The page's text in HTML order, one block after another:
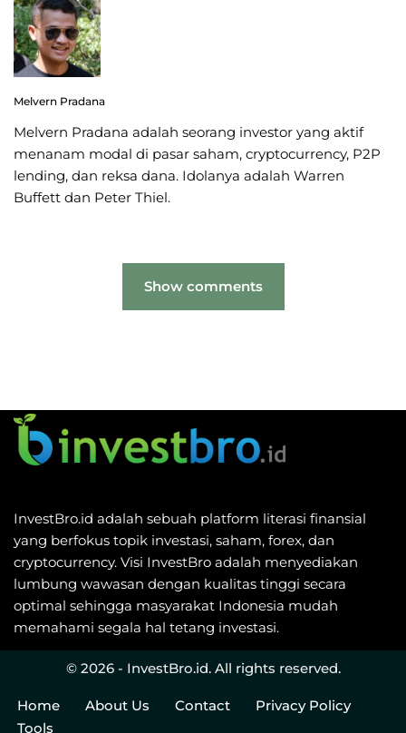
Melvern Pradana
Melvern Pradana adalah seorang investor yang aktif
menanam modal di pasar saham, cryptocurrency, P2P
lending, dan reksa dana. Idolanya adalah Warren
Buffett dan Peter Thiel.
Show comments
InvestBro.id adalah sebuah platform literasi finansial
yang berfokus topik investasi, saham, forex, dan
cryptocurrency. Visi InvestBro adalah menyediakan
lumbung wawasan dengan kualitas tinggi secara
optimal sehingga masyarakat Indonesia mudah
memahami segala hal tetang investasi.
© 2026 - InvestBro.id. All rights reserved.
Home About Us Contact
Privacy Policy
Tools